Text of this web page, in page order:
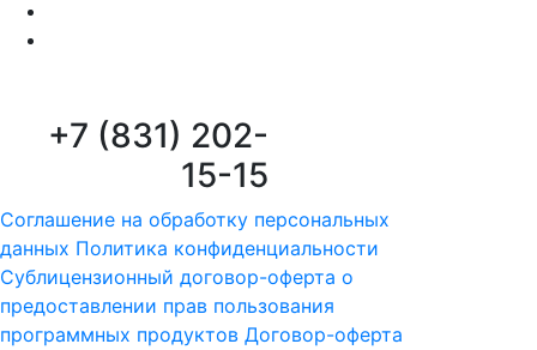
+7 (831) 202-
15-15
Соглашение на обработку персональных
данных Политика конфиденциальности
Сублицензионный договор-оферта о
предоставлении прав пользования
программных продуктов Договор-оферта